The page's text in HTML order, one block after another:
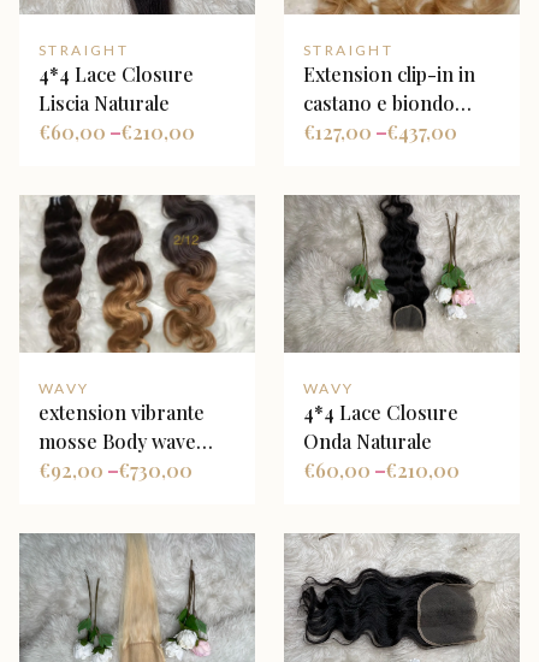
STRAIGHT
4*4 Lace Closure
Liscia Naturale
60,00
€ – 210,00
€
STRAIGHT
Extension clip-in in
castano e biondo
miele ombré
127,00
€ – 437,00
€
WAVY
extension vibrante
mosse Body wave
Ombre
92,00
€ – 730,00
€
WAVY
4*4 Lace Closure
Onda Naturale
60,00
€ – 210,00
€